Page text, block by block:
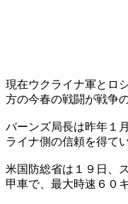
現在ウクライナ軍とロ
方の今春の戦闘が戦争
バーンズ局長は昨年１
ライナ側の信頼を得て
米国防総省は１９日、
甲車で、最大時速６０